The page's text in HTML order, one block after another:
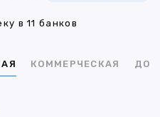
в 11 банков
КОММЕРЧЕСКАЯ ДОМ